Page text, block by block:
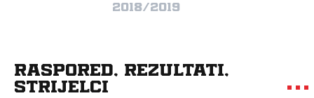
2018/2019
Raspored, rezultati,
strijelci